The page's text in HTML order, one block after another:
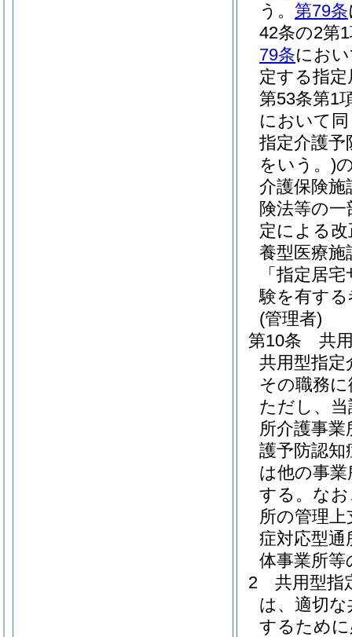
う。 第79条
42条の2第
79条にお
定する指
第53条第1
において
指定介護予
をいう。)
介護保険
険法等の
定による
養型医療施
「指定居
験を有す
(管理者)
第10条
共
共用型指定
その職務
ただし、
所介護事
護予防認知
は他の事
する。 な
所の管理
症対応型
体事業所
2
共用型指
は、適切
するため